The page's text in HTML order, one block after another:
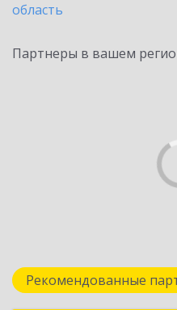
область
Партнеры в вашем
Рекомендованные